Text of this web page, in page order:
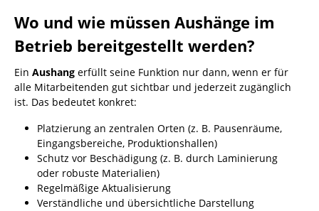
Wo und wie müssen Aushänge im
Betrieb bereitgestellt werden?
Ein Aushang erfüllt seine Funktion nur dann, wenn er für
alle Mitarbeitenden gut sichtbar und jederzeit zugänglich
ist. Das bedeutet konkret:
Platzierung an zentralen Orten (z. B. Pausenräume,
Eingangsbereiche, Produktionshallen)
Schutz vor Beschädigung (z. B. durch Laminierung
oder robuste Materialien)
Regelmäßige Aktualisierung
Verständliche und übersichtliche Darstellung